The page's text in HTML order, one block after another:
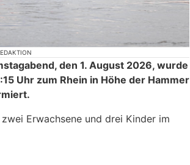
den 1. August 2026, wurde
Uhr zum Rhein in Höhe der Hammer
Erwachsene und drei Kinder im